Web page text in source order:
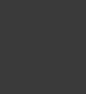
والتطوير،
جمهورنا
قريبًا!